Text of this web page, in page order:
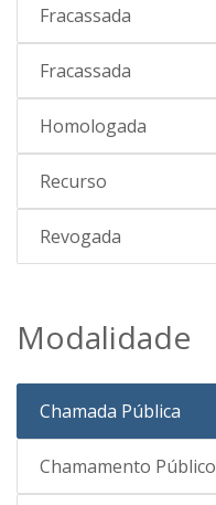
Fracassada
Fracassada
Homologada
Recurso
Revogada
Modalidade
Chamada Pública
Chamamento Público